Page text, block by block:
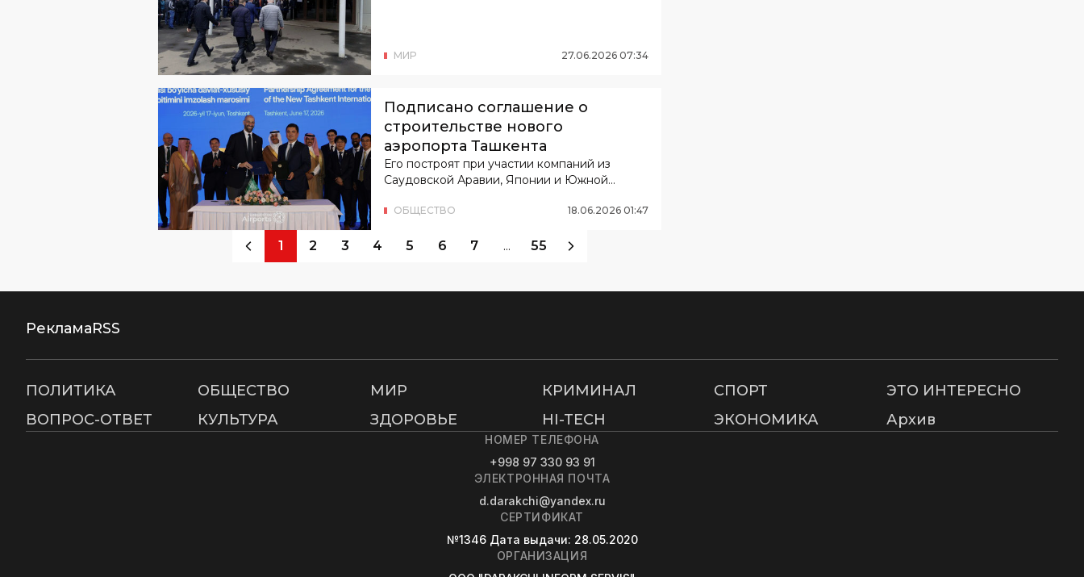
МИР 27.06.2026 07:34
ОБЩЕСТВО 18.06.2026 01:47
Подписано соглашение о
строительстве нового
аэропорта Ташкента
Его построят при участии компаний из
Саудовской Аравии, Японии и Южной
1 2 3 4 5 6 7 ... 55
РекламаRSS
ПОЛИТИКА ОБЩЕСТВО МИР КРИМИНАЛ СПОРТ
ЭТО ИНТЕРЕСНО
ВОПРОС-ОТВЕТ
КУЛЬТУРА ЗДОРОВЬЕ HI-TECH ЭКОНОМИКА Архив
НОМЕР ТЕЛЕФОНА
+998 97 330 93 91
ЭЛЕКТРОННАЯ ПОЧТА
d.darakchi@yandex.ru
СЕРТИФИКАТ
№1346 Дата выдачи: 28.05.2020
ОРГАНИЗАЦИЯ